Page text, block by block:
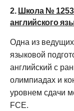
2. Школа №
английского
Одна из
языковой
английский с
олимпиадах и
уровнем сдачи
FCE.